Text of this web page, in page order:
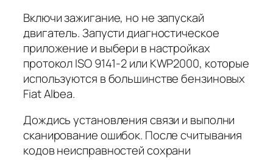
Включи зажигание, но не запускай
двигатель. Запусти диагностическое
приложение и выбери в настройках
протоколISO 9141-2или KWP2000, которые
используются в большинстве бензиновых
Fiat Albea.
Дождись установления связи и выполни
сканирование ошибок. После считывания
кодов неисправностей сохрани